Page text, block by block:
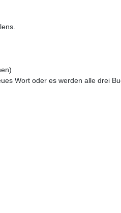
Wort oder es werden alle drei